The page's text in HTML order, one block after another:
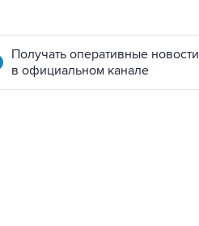
Получать оперативные новости
в официальном канале